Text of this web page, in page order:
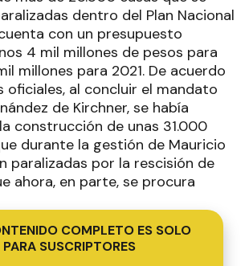
dentro del Plan Nacional
con un presupuesto
4 mil millones de pesos para
millones para 2021. De acuerdo
oficiales, al concluir el mandato
de Kirchner, se había
construcción de unas 31.000
durante la gestión de Mauricio
paralizadas por la rescisión de
ahora, en parte, se procura
COMPLETO ES SOLO
PARA SUSCRIPTORES